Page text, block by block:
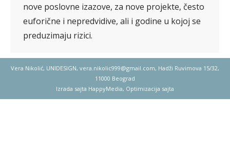
nove poslovne izazove, za nove projekte, često
euforične i nepredvidive, ali i godine u kojoj se
preduzimaju rizici.
Vera Nikolić, UNIDESIGN, vera.nikolic999@gmail.com, Hadži Ruvimova 15/32,
11000 Beograd
Izrada sajta HappyMedia, Optimizacija sajta